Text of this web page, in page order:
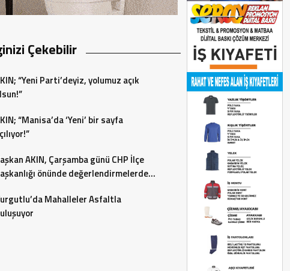
Çekebilir
“Yeni Parti’deyiz, yolumuz açık
“Manisa’da ‘Yeni’ bir sayfa
AKIN, Çarşamba günü CHP İlçe
önünde değerlendirmelerde
Mahalleler Asfaltla